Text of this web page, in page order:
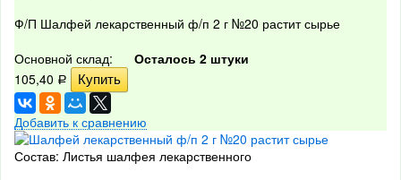
Ф/П Шалфей лекарственный ф/п 2 г №20 растит сырье
Основной склад:
Осталось 2 штуки
105,40 Р
Добавить к сравнению
Состав: Листья шалфея лекарственного